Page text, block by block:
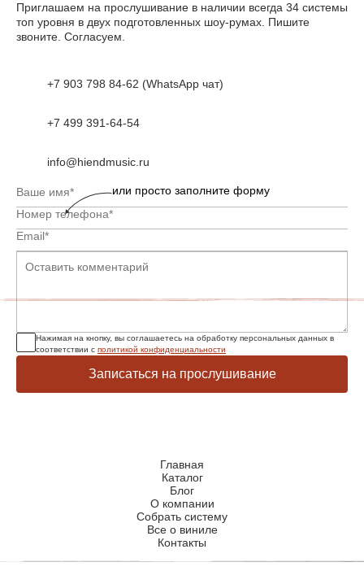
Приглашаем на прослушивание в наличии всегда 34 системы
топ уровня в двух подготовленных шоу-румах. Пишите
звоните. Согласуем.
+7 903 798 84-62 (WhatsApp чат)
+7 499 391-64-54
info@hiendmusic.ru
Нажимая на кнопку, вы соглашаетесь на обработку персональных данных в
соответствии с политикой конфиденциальности
Записаться на прослушивание
или просто заполните форму
Главная
Каталог
Блог
О компании
Собрать систему
Все о виниле
Контакты